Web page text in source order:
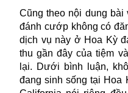
Cũng theo nội dung
đánh cướp không có
dịch vụ này ở Hoa Kỳ
thu gần đây của tiệm
lại. Dưới bình luận,
đang sinh sống tại Hoa